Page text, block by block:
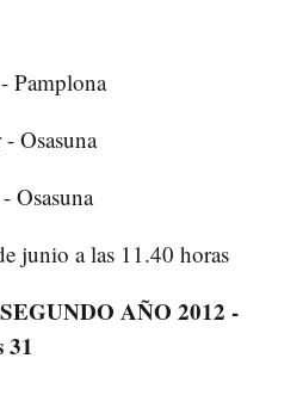
Pamplona
Osasuna
Osasuna
junio a las 11.40 horas
AÑO 2012 -
31